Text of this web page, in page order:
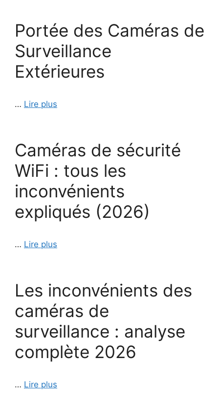
Portée des Caméras de
Surveillance
Extérieures
… Lire plus
Caméras de sécurité
WiFi : tous les
inconvénients
expliqués (2026)
… Lire plus
Les inconvénients des
caméras de
surveillance : analyse
complète 2026
… Lire plus